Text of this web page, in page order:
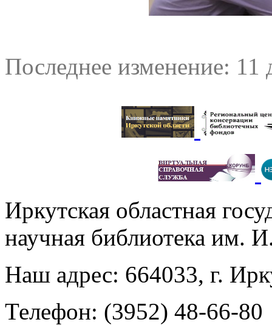
Последнее изменение: 11
Иркутская областная
научная библиотека им.
Наш адрес: 664033, г.
Телефон: (3952) 48-66-80